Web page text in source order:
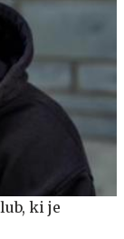
ki je